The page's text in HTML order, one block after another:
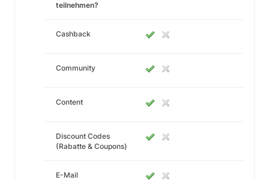
teilnehmen?
Cashback
Community
Content
Discount Codes
(Rabatte & Coupons)
E-Mail